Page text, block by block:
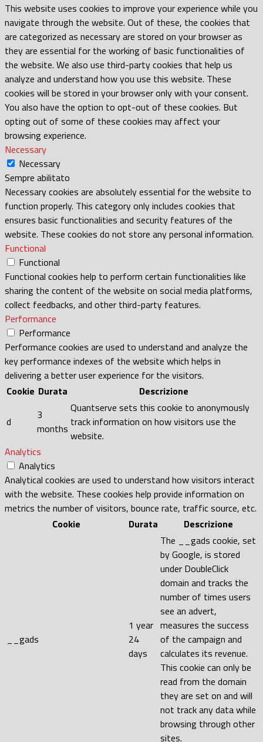
This website uses cookies to improve your experience while you
navigate through the website. Out of these, the cookies that
are categorized as necessary are stored on your browser as
they are essential for the working of basic functionalities of
the website. We also use third-party cookies that help us
analyze and understand how you use this website. These
cookies will be stored in your browser only with your consent.
You also have the option to opt-out of these cookies. But
opting out of some of these cookies may affect your
browsing experience.
Necessary
Necessary
Sempre abilitato
Necessary cookies are absolutely essential for the website to
function properly. This category only includes cookies that
ensures basic functionalities and security features of the
website. These cookies do not store any personal information.
Functional
Functional
Functional cookies help to perform certain functionalities like
sharing the content of the website on social media platforms,
collect feedbacks, and other third-party features.
Performance
Performance
Performance cookies are used to understand and analyze the
key performance indexes of the website which helps in
delivering a better user experience for the visitors.
Cookie Durata Descrizione
d
3
months
Quantserve sets this cookie to anonymously
track information on how visitors use the
website.
Analytics
Analytics
Analytical cookies are used to understand how visitors interact
with the website. These cookies help provide information on
metrics the number of visitors, bounce rate, traffic source, etc.
Cookie
Durata Descrizione
__gads
1 year
24
days
The __gads cookie, set
by Google, is stored
under DoubleClick
domain and tracks the
number of times users
see an advert,
measures the success
of the campaign and
calculates its revenue.
This cookie can only be
read from the domain
they are set on and will
not track any data while
browsing through other
sites.